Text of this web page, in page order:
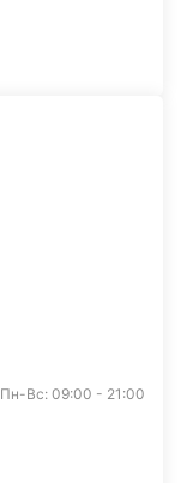
Пн-Вс: 09:00 - 21:00